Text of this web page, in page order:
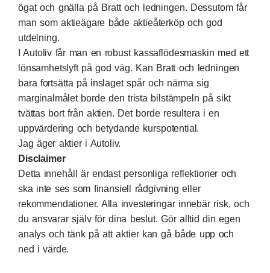
ögat och gnälla på Bratt och ledningen. Dessutom får
man som aktieägare både aktieåterköp och god
utdelning.
I Autoliv får man en robust kassaflödesmaskin med ett
lönsamhetslyft på god väg. Kan Bratt och ledningen
bara fortsätta på inslaget spår och närma sig
marginalmålet borde den trista bilstämpeln på sikt
tvättas bort från aktien. Det borde resultera i en
uppvärdering och betydande kurspotential.
Jag äger aktier i Autoliv.
Disclaimer
Detta innehåll är endast personliga reflektioner och
ska inte ses som finansiell rådgivning eller
rekommendationer. Alla investeringar innebär risk, och
du ansvarar själv för dina beslut. Gör alltid din egen
analys och tänk på att aktier kan gå både upp och
ned i värde.